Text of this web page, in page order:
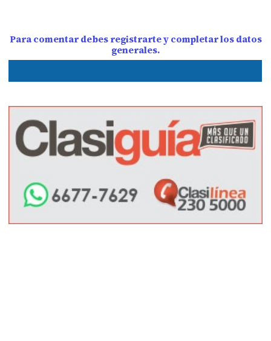
Para comentar debes registrarte y completar los datos
generales.